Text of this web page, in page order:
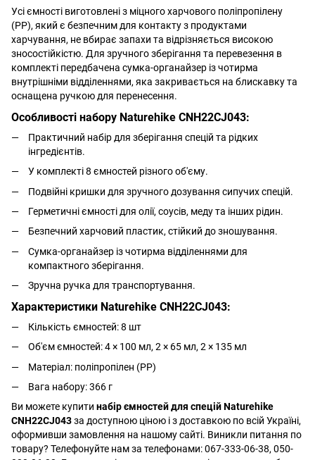
Усі ємності виготовлені з міцного харчового поліпропілену
(PP), який є безпечним для контакту з продуктами
харчування, не вбирає запахи та відрізняється високою
зносостійкістю. Для зручного зберігання та перевезення в
комплекті передбачена сумка-органайзер із чотирма
внутрішніми відділеннями, яка закривається на блискавку та
оснащена ручкою для перенесення.
Особливості набору Naturehike CNH22CJ043:
Практичний набір для зберігання спецій та рідких
інгредієнтів.
У комплекті 8 ємностей різного об'єму.
Подвійні кришки для зручного дозування сипучих спецій.
Герметичні ємності для олії, соусів, меду та інших рідин.
Безпечний харчовий пластик, стійкий до зношування.
Сумка-органайзер із чотирма відділеннями для
компактного зберігання.
Зручна ручка для транспортування.
Характеристики Naturehike CNH22CJ043:
Кількість ємностей: 8 шт
Об'єм ємностей: 4 × 100 мл, 2 × 65 мл, 2 × 135 мл
Матеріал: поліпропілен (PP)
Вага набору: 366 г
Ви можете купити набір ємностей для спецій Naturehike
CNH22CJ043за доступною ціною і з доставкою по всій Україні,
оформивши замовлення на нашому сайті. Виникли питання по
товару? Телефонуйте нам за телефонами: 067-333-06-38, 050-